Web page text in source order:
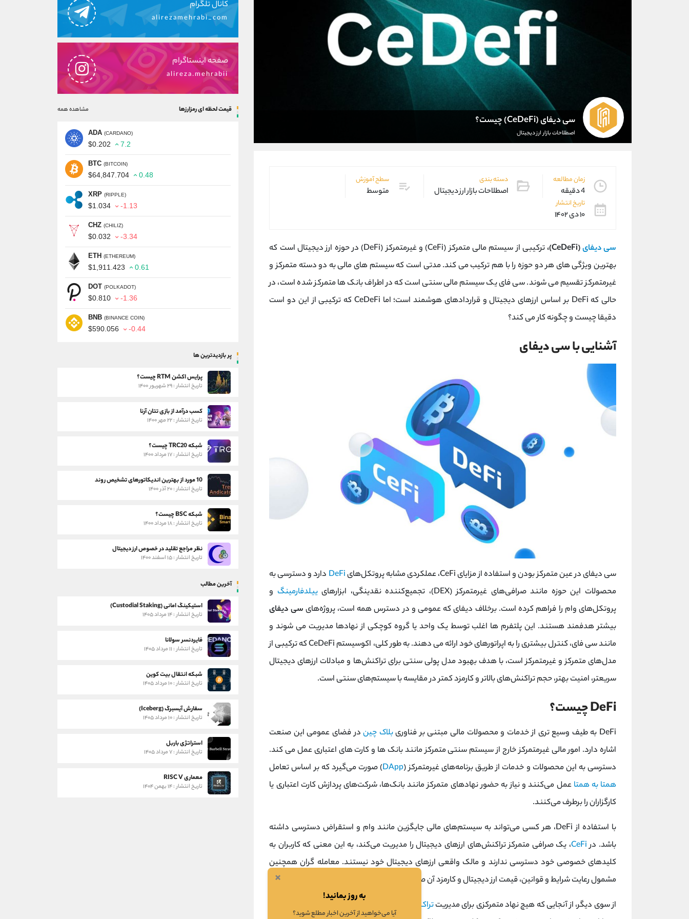
سی دیفای (CeDeFi) چیست؟
اصطلاحات بازار ارز دیجیتال
زمان مطالعه
4 دقیقه
دسته بندی
اصطلاحات بازار ارز دیجیتال
سطح آموزش
متوسط
تاریخ انتشار
۱۰ دی ۱۴۰۲
سی دیفای(CeDeFi)،
ترکیبی از سیستم مالی متمرکز (CeFi) و غیرمتمرکز (DeFi) در حوزه ارز دیجیتال است که
بهترین ویژگی های هر دو حوزه را با هم ترکیب می کند. مدتی است که سیستم های مالی به دو دسته متمرکز و
غیرمتمرکز تقسیم می شوند. سی فای یک سیستم مالی سنتی است که در اطراف بانک ها متمرکز شده است، در
حالی که DeFi بر اساس ارزهای دیجیتال و قراردادهای هوشمند است؛ اما CeDeFi که ترکیبی از این دو است
دقیقا چیست و چگونه کار می کند؟
آشنایی با سی دیفای
سی دیفای در عین متمرکز بودن و استفاده از مزایای CeFi، عملکردی مشابه پروتکل‌های DeFi دارد و دسترسی به
محصولات این حوزه مانند صرافی‌های غیرمتمرکز (DEX)، تجمیع‌کننده نقدینگی، ابزارهای
ییلدفارمینگ و
پروتکل‌های وام را فراهم کرده است. برخلاف دیفای که عمومی و در دسترس همه است، پروژه‌های سی دیفای
بیشتر هدفمند هستند. این پلتفرم ها اغلب توسط یک واحد یا گروه کوچکی از نهادها مدیریت می شوند و
مانند سی فای، کنترل بیشتری را به اپراتورهای خود ارائه می دهند. به طور کلی، اکوسیستم CeDeFi که ترکیبی از
مدل‌های متمرکز و غیرمتمرکز است، با هدف بهبود مدل پولی سنتی برای تراکنش‌ها و مبادلات ارزهای دیجیتال
سریعتر، امنیت بهتر، حجم تراکنش‌های بالاتر و کارمزد کمتر در مقایسه با سیستم‌های سنتی است.
DeFi چیست؟
DeFi به طیف وسیع تری از خدمات و محصولات مالی مبتنی بر فناوری بلاک چیندر فضای عمومی این صنعت
اشاره دارد. امور مالی غیرمتمرکز خارج از سیستم سنتی متمرکز مانند بانک ها و کارت های اعتباری عمل می کند.
دسترسی به این محصولات و خدمات از طریق برنامه‌های غیرمتمرکز (DApp) صورت می‌گیرد که بر اساس تعامل
همتا به همتا عمل می‌کنند و نیاز به حضور نهادهای متمرکز مانند بانک‌ها، شرکت‌های پردازش کارت اعتباری یا
کارگزاران را برطرف می‌کنند.
با استفاده از DeFi، هر کسی می‌تواند به سیستم‌های مالی جایگزین مانند وام و استقراض دسترسی داشته
باشد. درCeFi، یک صرافی متمرکز تراکنش‌های ارزهای دیجیتال را مدیریت می‌کند، به این معنی که کاربران به
کلیدهای خصوصی خود دسترسی ندارند و مالک واقعی ارزهای دیجیتال خود نیستند. معامله گران همچنین
مشمول رعایت شرایط و قوانین، قیمت ارز دیجیتال و کارمزد آن صرافی هستند.
از سوی دیگر، از آنجایی که هیچ نهاد متمرکزی برای مدیریتتراکنش
کانال تلگرام
alirezamehrabi_com
صفحه اینستاگرام
alireza.mehrabii
قیمت لحظه ای رمزارزها مشاهده همه
ADA (CARDANO)
$0.202 7.2
BTC (BITCOIN)
$64,847.704 0.48
XRP (RIPPLE)
$1.034 -1.13
CHZ (CHILIZ)
$0.032 -3.34
ETH (ETHEREUM)
$1,911.423 0.61
DOT (POLKADOT)
$0.810 -1.36
BNB (BINANCE COIN)
$590.056 -0.44
پر بازدیدترین ها
پرایس اکشن RTM چیست؟
تاریخ انتشار : ۲۹ شهریور ۱۴۰۰
کسب درآمد از بازی تتان آرنا
تاریخ انتشار : ۲۲ مهر ۱۴۰۰
شبکه TRC20 چیست؟
تاریخ انتشار : ۱۷ مرداد ۱۴۰۰
10 مورد از بهترین اندیکاتورهای تشخیص روند
تاریخ انتشار : ۲۰ آذر ۱۴۰۰
شبکه BSC چیست؟
تاریخ انتشار : ۱۸ مرداد ۱۴۰۰
نظر مراجع تقلید در خصوص ارز دیجیتال
تاریخ انتشار : ۱۵ اسفند ۱۴۰۰
آخرین مطالب
استیکینگ امانی (Custodial Staking)
تاریخ انتشار : ۱۴ مرداد ۱۴۰۵
فایردنسر سولانا
تاریخ انتشار : ۱۱ مرداد ۱۴۰۵
شبکه انتقال بیت کوین
تاریخ انتشار : ۱۰ مرداد ۱۴۰۵
سفارش آیسبرگ (Iceberg)
تاریخ انتشار : ۱۰ مرداد ۱۴۰۵
استراتژی باربل
تاریخ انتشار : ۷ مرداد ۱۴۰۵
معماری RISC V
تاریخ انتشار : ۱۴ بهمن ۱۴۰۴
×
به روز بمانید!
آیا می‌خواهید از آخرین اخبار مطلع شوید؟